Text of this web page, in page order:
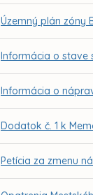
Územný plán zóny
Informácia o stave
Informácia o
Dodatok č. 1 k
Petícia za zmenu